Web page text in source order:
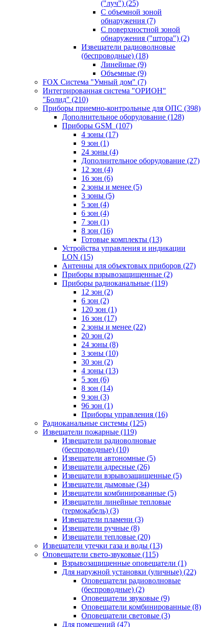
("луч") (25)
С объемной зоной
обнаружения (7)
С поверхностной зоной
обнаружения ("штора") (2)
Извещатели радиоволновые
(беспроводные) (18)
Линейные (9)
Объемные (9)
FOX Система "Умный дом" (7)
Интегрированная система "ОРИОН"
"Болид" (210)
Приборы приемно-контрольные для ОПС (398)
Дополнительное оборудование (128)
Приборы GSM (107)
4 зоны (17)
9 зон (1)
24 зоны (4)
Дополнительное оборудование (27)
12 зон (4)
16 зон (6)
2 зоны и менее (5)
3 зоны (5)
5 зон (4)
6 зон (4)
7 зон (1)
8 зон (16)
Готовые комплекты (13)
Устройства управления и индикации
LON (15)
Антенны для объектовых приборов (27)
Приборы взрывозащищенные (2)
Приборы радиоканальные (119)
12 зон (2)
6 зон (2)
120 зон (1)
16 зон (17)
2 зоны и менее (22)
20 зон (2)
24 зоны (8)
3 зоны (10)
30 зон (2)
4 зоны (13)
5 зон (6)
8 зон (14)
9 зон (3)
96 зон (1)
Приборы управления (16)
Радиоканальные системы (125)
Извещатели пожарные (119)
Извещатели радиоволновые
(беспроводные) (10)
Извещатели автономные (5)
Извещатели адресные (26)
Извещатели взрывозащищенные (5)
Извещатели дымовые (34)
Извещатели комбинированные (5)
Извещатели линейные тепловые
(термокабель) (3)
Извещатели пламени (3)
Извещатели ручные (8)
Извещатели тепловые (20)
Извещатели утечки газа и воды (13)
Оповещатели свето-звуковые (115)
Взрывозащищенные оповещатели (1)
Для наружной установки (уличные) (22)
Оповещатели радиоволновые
(беспроводные) (2)
Оповещатели звуковые (9)
Оповещатели комбинированные (8)
Оповещатели световые (3)
Для помещений (47)